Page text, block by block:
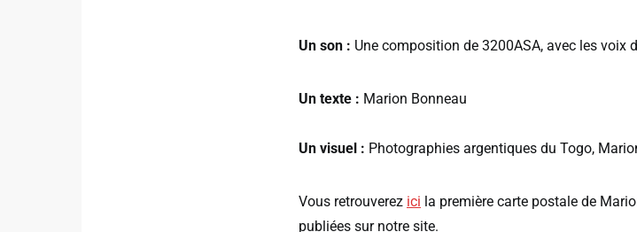
Un son : Une composition de 3200ASA, avec les voix
Un texte : Marion Bonneau
Un visuel : Photographies argentiques du Togo,
Vous retrouverez ici la première carte postale de
publiées sur notre site.